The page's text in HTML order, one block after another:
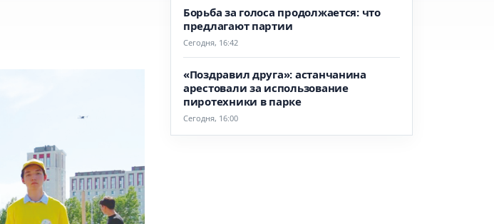
Борьба за голоса продолжается: что
предлагают партии
Сегодня, 16:42
«Поздравил друга»: астанчанина
арестовали за использование
пиротехники в парке
Сегодня, 16:00